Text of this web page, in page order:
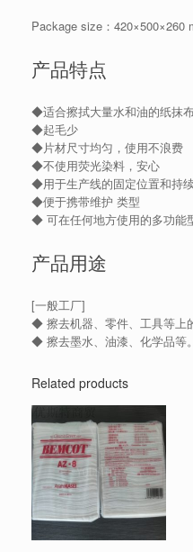
Package size：420×500×260
产品特点
◆适合擦拭大量水和油的纸抹
◆起毛少
◆片材尺寸均匀，使用不浪费
◆不使用荧光染料，安心
◆用于生产线的固定位置和持
◆便于携带维护 类型
◆ 可在任何地方使用的多功能
产品用途
[一般工厂]
◆ 擦去机器、零件、工具等上
◆ 擦去墨水、油漆、化学品等。
Related products